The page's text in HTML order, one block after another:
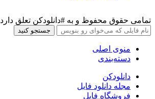
تمامی حقوق محفوظ و به #دانلودکن تعلق دارد
جستجو کنید
منوی اصلی
دسته‌بندی
دانلودکن
مجله دانلود فایل
فروشگاه فایل